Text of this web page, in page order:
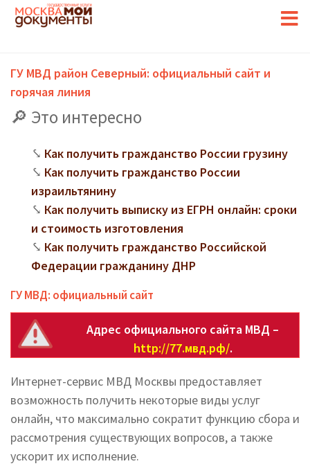
ГУ МВД район Северный: официальный сайт и
горячая линия
Это интересно
Как получить гражданство России грузину
Как получить гражданство России
израильтянину
Как получить выписку из ЕГРН онлайн: сроки
и стоимость изготовления
Как получить гражданство Российской
Федерации гражданину ДНР
ГУ МВД: официальный сайт
Адрес официального сайта МВД –
http://77.мвд.рф/.
Интернет-сервис МВД Москвы предоставляет
возможность получить некоторые виды услуг
онлайн, что максимально сократит функцию сбора и
рассмотрения существующих вопросов, а также
ускорит их исполнение.